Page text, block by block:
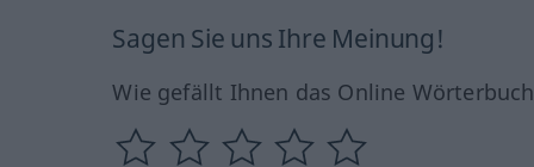
Sagen Sie uns Ihre Meinung!
Wie gefällt Ihnen das Online